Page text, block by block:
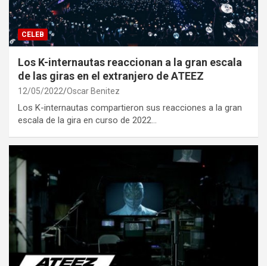
CELEB
Los K-internautas reaccionan a la gran escala
de las giras en el extranjero de ATEEZ
12/05/2022 Oscar Benitez
Los K-internautas compartieron sus reacciones a la gran
escala de la gira en curso de 2022…